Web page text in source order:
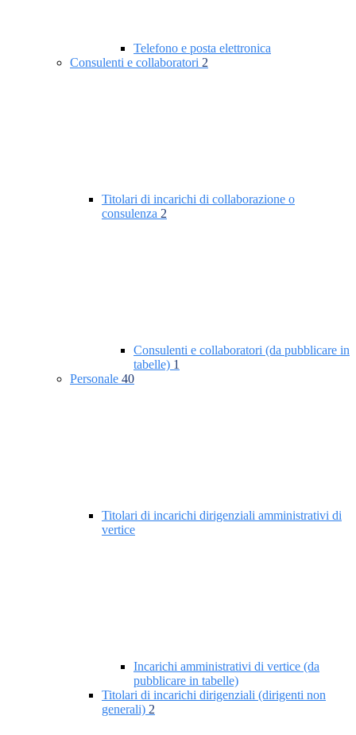
Telefono e posta elettronica
Consulenti e collaboratori 2
Titolari di incarichi di collaborazione o
consulenza 2
Consulenti e collaboratori (da pubblicare in
tabelle) 1
Personale 40
Titolari di incarichi dirigenziali amministrativi di
vertice
Incarichi amministrativi di vertice (da
pubblicare in tabelle)
Titolari di incarichi dirigenziali (dirigenti non
generali) 2